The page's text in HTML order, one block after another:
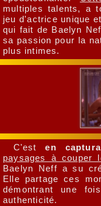
multiples talents, a
jeu d'actrice unique
qui fait de Baelyn
sa passion pour la
plus intimes.
C'esten
paysages à couper
Baelyn Neff a su
Elle partage ces
démontrant une
authenticité.